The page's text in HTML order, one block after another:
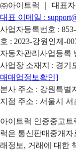
㈜아이트럭 ｜ 대표
대표 이메일 :
사업자등록번호 : 853-
호 : 2023-강원인제-
자동차관리사업등록
사업장 소재지 : 경기
매매업정보확인]
본사 주소 : 강원특별
지점 주소 : 서울시
아이트럭 인증중고
럭은 통신판매중개
래정보, 거래에 대한